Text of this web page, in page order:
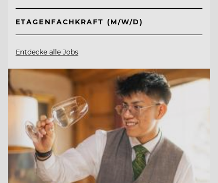
ETAGENFACHKRAFT (M/W/D)
Entdecke alle Jobs